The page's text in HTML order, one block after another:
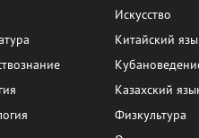
Искусство
Китайский
Казахский
Физкультура